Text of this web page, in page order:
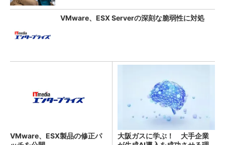
VMware、ESX Serverの深刻な脆弱性に対処
VMware、ESX製品の修正パ
大阪ガスに学ぶ！ 大手企業